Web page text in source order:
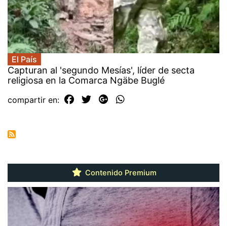
El País
Capturan al 'segundo Mesías', líder de secta
religiosa en la Comarca Ngäbe Buglé
compartir en:
Contenido Premium